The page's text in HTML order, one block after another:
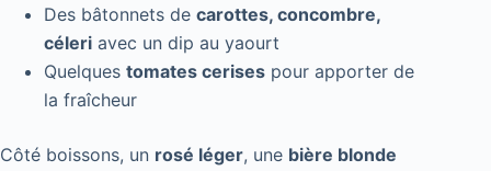
Des bâtonnets de carottes, concombre,
céleri avec un dip au yaourt
Quelques tomates cerises pour apporter de
la fraîcheur
Côté boissons, un rosé léger, une bière blonde